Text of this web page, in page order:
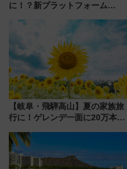
に！？新プラットフォーム
マホで簡単申請 物販や演奏会な
どに【JR東日本】
【岐阜・飛騨高山】夏の家族旅
行に！ゲレンデ一面に20万本の
アひまわり園」開園